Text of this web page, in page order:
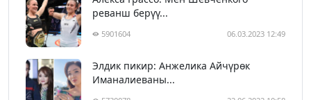
реванш берүү...
5901604 06.03.2023 12:49
Элдик пикир: Анжелика Айчүрөк
Иманалиеваны...